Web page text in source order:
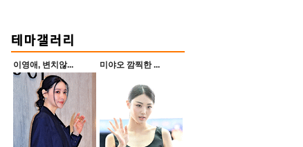
이영애, 변치않... 미야오 깜찍한 ...